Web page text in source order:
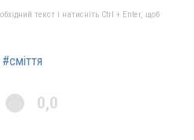
текст і натисніть Ctrl + Enter, щоб
#сміття
0,0